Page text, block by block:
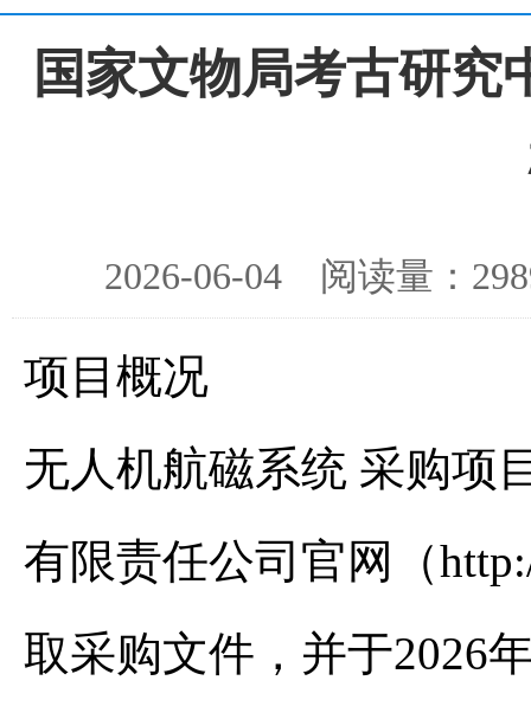
国家文物局考古研究
2026-06-04 阅读量：
项目概况
无人机航磁系统 采购项
有限责任公司官网（
取采购文件，并于2026